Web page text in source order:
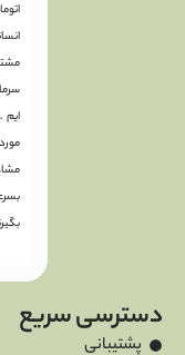
دسترسی سریع
پشتیبانی